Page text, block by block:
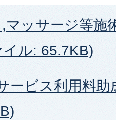
マッサージ等施
ル: 65.7KB)
ービス利用料助